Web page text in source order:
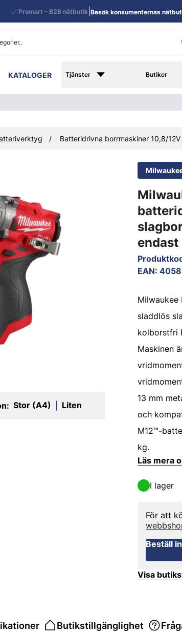
KATALOGER Tjänster Butiker
Promart - B2B nätbutik Besök konsumenternas
Batteridrivna borrmaskiner 10,8/12V
endast
EAN:
Stor (A4) Liten
Milwaukee
sladdlös
kolborstfri
Maskinen
13 mm
och
M12™-
kg.
Läs mera
I lager
För att
Beställ
Visa
Butikstillgänglighet